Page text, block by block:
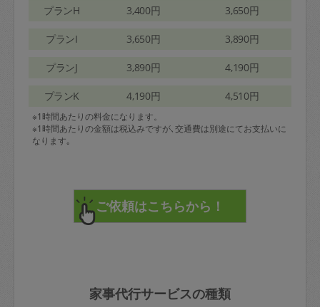
プランH 3,400円 3,650円
プランI 3,650円 3,890円
プランJ 3,890円 4,190円
プランK 4,190円 4,510円
※1時間あたりの料金になります。
※1時間あたりの金額は税込みですが､交通費は別途にてお支払いに
なります｡
家事代行サービスの種類